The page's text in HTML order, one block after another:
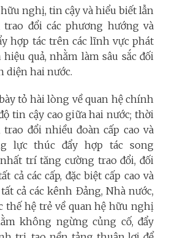
nghị, tin cậy và hiểu biết lẫn
đổi các phương hướng và
hợp tác trên các lĩnh vực phát
quả, nhằm làm sâu sắc đối
diện hai nước.
tỏ hài lòng về quan hệ chính
tin cậy cao giữa hai nước; thời
đổi nhiều đoàn cấp cao và
lực thúc đẩy hợp tác song
trí tăng cường trao đổi, đối
cả các cấp, đặc biệt cấp cao và
cả các kênh Đảng, Nhà nước,
thế hệ trẻ về quan hệ hữu nghị
không ngừng củng cố, đẩy